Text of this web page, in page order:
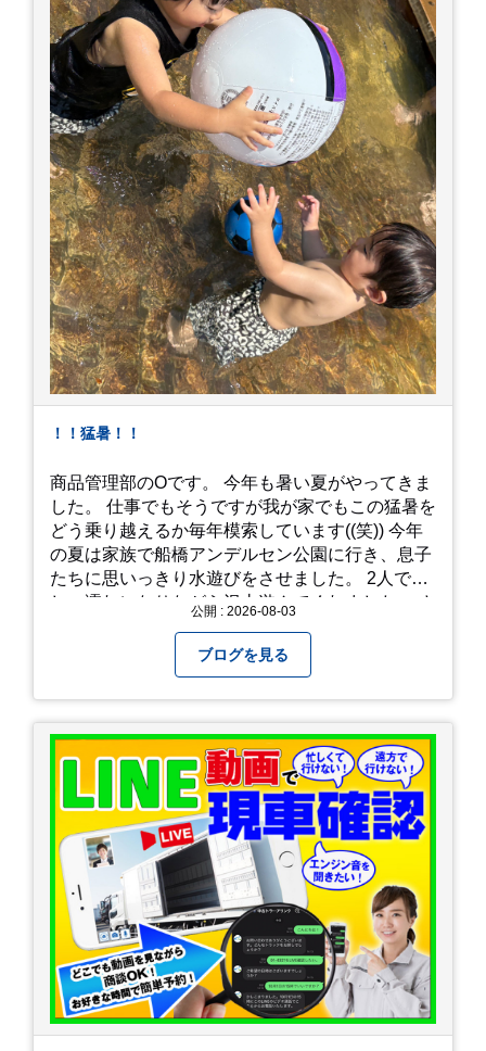
！！猛暑！！
商品管理部のOです。 今年も暑い夏がやってきま
した。 仕事でもそうですが我が家でもこの猛暑を
どう乗り越えるか毎年模索しています((笑)) 今年
の夏は家族で船橋アンデルセン公園に行き、息子
たちに思いっきり水遊びをさせました。 2人でび
しょ濡れになりながら沢山遊んでくれました。 さ
みようと思います。
公開 : 2026-08-03
ブログを見る